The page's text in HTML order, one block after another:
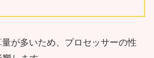
が多いため、プロセッサーの性